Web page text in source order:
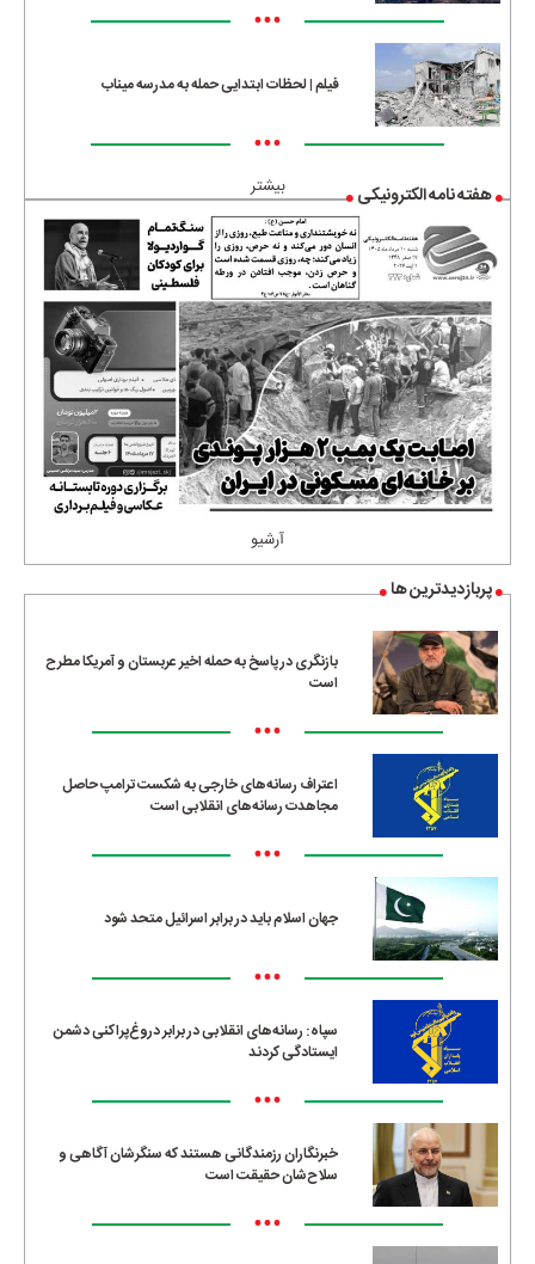
•••
فیلم | لحظات ابتدایی حمله به مدرسه میناب
•••
بیشتر هفته نامه الکترونیکی
آرشیو
پربازدیدترین ها
بازنگری در پاسخ به حمله اخیر عربستان و آمریکا مطرح
است
•••
اعتراف رسانه‌های خارجی به شکست ترامپ حاصل
مجاهدت رسانه‌های انقلابی است
•••
جهان اسلام باید در برابر اسرائیل متحد شود
•••
سپاه: رسانه‌های انقلابی در برابر دروغ‌پراکنی دشمن
ایستادگی کردند
•••
خبرنگاران رزمندگانی هستند که سنگرشان آگاهی و
سلاح‌شان حقیقت است
•••